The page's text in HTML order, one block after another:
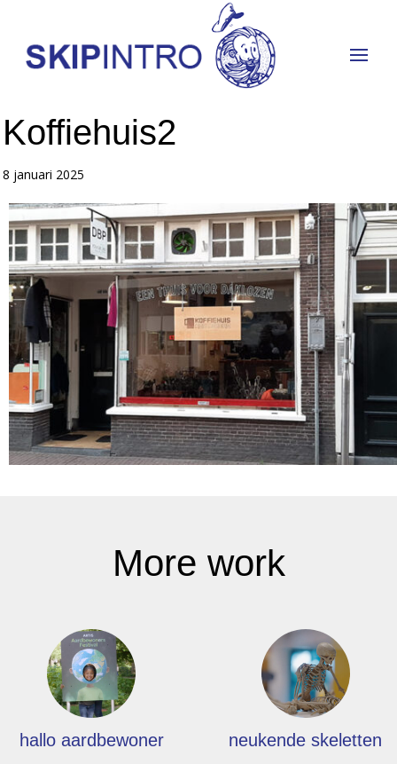
Koffiehuis2
8 januari 2025
More work
hallo aardbewoner neukende skeletten